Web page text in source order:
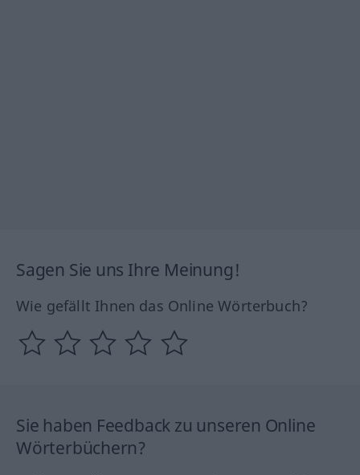
Sagen Sie uns Ihre Meinung!
Wie gefällt Ihnen das Online Wörterbuch?
Sie haben Feedback zu unseren Online
Wörterbüchern?